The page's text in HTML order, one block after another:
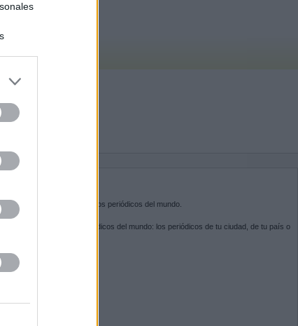
es la puerta de entrada a los periódicos del mundo.
por las portadas de los periódicos del mundo: los periódicos de tu ciudad, de tu país o